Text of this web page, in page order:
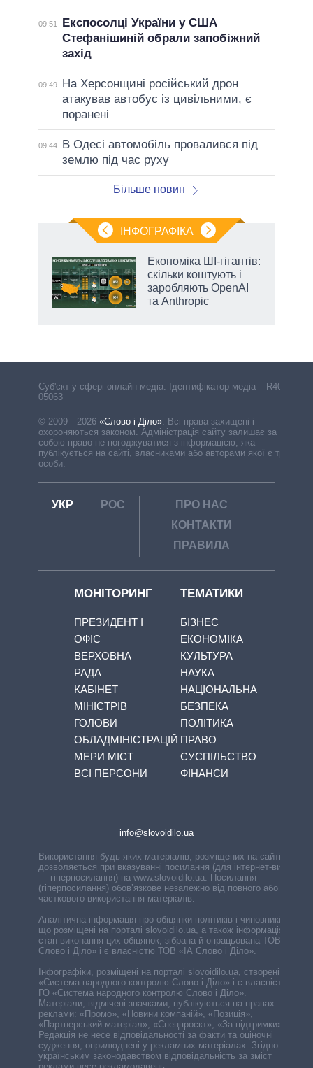
09:51
Експосолці України у США
Стефанішиній обрали запобіжний
захід
09:49
На Херсонщині російський дрон
атакував автобус із цивільними, є
поранені
09:44
В Одесі автомобіль провалився під
землю під час руху
Більше новин
ІНФОГРАФІКА
Економіка ШІ-гігантів:
скільки коштують і
заробляють OpenAI
та Anthropic
Cуб'єкт у сфері онлайн-медіа. Ідентифікатор медіа – R40-
05063
© 2009—2026 «Слово і Діло» Всі права захищені і
охороняються законом. Адміністрація сайту залишає за
собою право не погоджуватися з інформацією, яка
публікується на сайті, власниками або авторами якої є треті
особи.
УКР РОС
ПРО НАС
КОНТАКТИ
ПРАВИЛА
МОНІТОРИНГ
ПРЕЗИДЕНТ І
ОФІС
ВЕРХОВНА
РАДА
КАБІНЕТ
МІНІСТРІВ
ГОЛОВИ
ОБЛАДМІНІСТРАЦІЙ
МЕРИ МІСТ
ВСІ ПЕРСОНИ
ТЕМАТИКИ
БІЗНЕС
ЕКОНОМІКА
КУЛЬТУРА
НАУКА
НАЦІОНАЛЬНА
БЕЗПЕКА
ПОЛІТИКА
ПРАВО
СУСПІЛЬСТВО
ФІНАНСИ
info@slovoidilo.ua
Використання будь-яких матеріалів, розміщених на сайті,
дозволяється при вказуванні посилання (для інтернет-видань
— гіперпосилання) на www.slovoidilo.ua. Посилання
(гіперпосилання) обов’язкове незалежно від повного або
часткового використання матеріалів.
Аналітична інформація про обіцянки політиків і чиновників,
що розміщені на порталі slovoidilo.ua, а також інформація про
стан виконання цих обіцянок, зібрана й опрацьована ТОВ «ІА
Слово і Діло» і є власністю ТОВ «ІА Слово і Діло».
Інфографіки, розміщені на порталі slovoidilo.ua, створені ГО
«Система народного контролю Слово і Діло» і є власністю
ГО «Система народного контролю Слово і Діло».
Матеріали, відмічені значками, публікуються на правах
реклами: «Промо», «Новини компаній», «Позиція»,
«Партнерський матеріал», «Спецпроєкт», «За підтримки».
Редакція не несе відповідальності за факти та оціночні
судження, оприлюднені у рекламних матеріалах. Згідно з
українським законодавством відповідальність за зміст